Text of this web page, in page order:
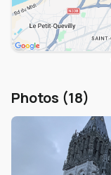
Photos (18)